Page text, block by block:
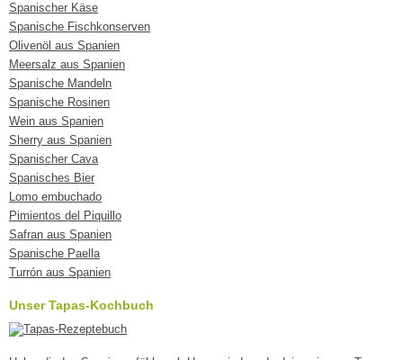
Spanischer Käse
Spanische Fischkonserven
Olivenöl aus Spanien
Meersalz aus Spanien
Spanische Mandeln
Spanische Rosinen
Wein aus Spanien
Sherry aus Spanien
Spanischer Cava
Spanisches Bier
Lomo embuchado
Pimientos del Piquillo
Safran aus Spanien
Spanische Paella
Turrón aus Spanien
Unser Tapas-Kochbuch